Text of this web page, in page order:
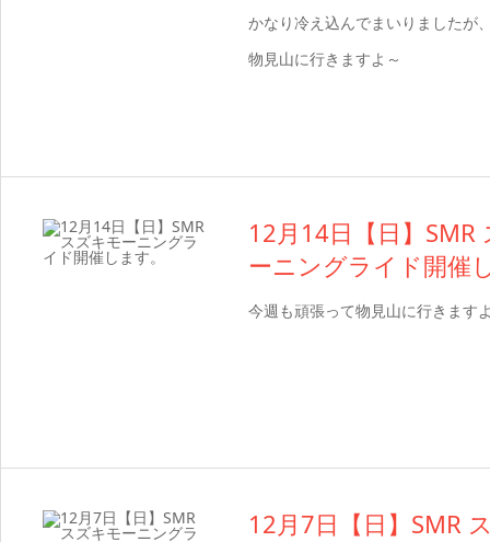
かなり冷え込んでまいりましたが
物見山に行きますよ～
12月14日【日】SMR
ーニングライド開催
今週も頑張って物見山に行きます
12月7日【日】SMR